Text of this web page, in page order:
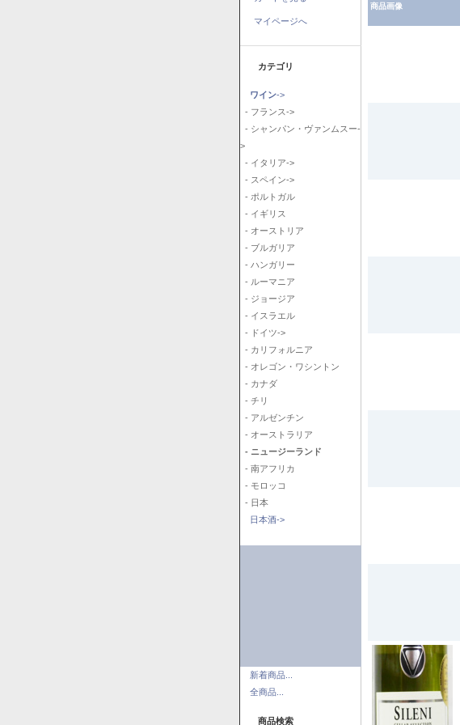
マイページへ
カテゴリ
ワイン->
- フランス->
- シャンパン・ヴァンムスー-
>
- イタリア->
- スペイン->
- ポルトガル
- イギリス
- オーストリア
- ブルガリア
- ハンガリー
- ルーマニア
- ジョージア
- イスラエル
- ドイツ->
- カリフォルニア
- オレゴン・ワシントン
- カナダ
- チリ
- アルゼンチン
- オーストラリア
- ニュージーランド
- 南アフリカ
- モロッコ
- 日本
日本酒->
新着商品...
全商品...
商品検索
商品画像